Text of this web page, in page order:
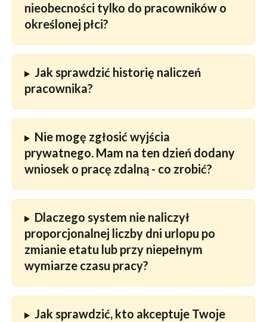
nieobecności tylko do pracowników o
określonej płci?
Jak sprawdzić historię naliczeń
pracownika?
Nie mogę zgłosić wyjścia
prywatnego. Mam na ten dzień dodany
wniosek o pracę zdalną - co zrobić?
Dlaczego system nie naliczył
proporcjonalnej liczby dni urlopu po
zmianie etatu lub przy niepełnym
wymiarze czasu pracy?
Jak sprawdzić, kto akceptuje Twoje